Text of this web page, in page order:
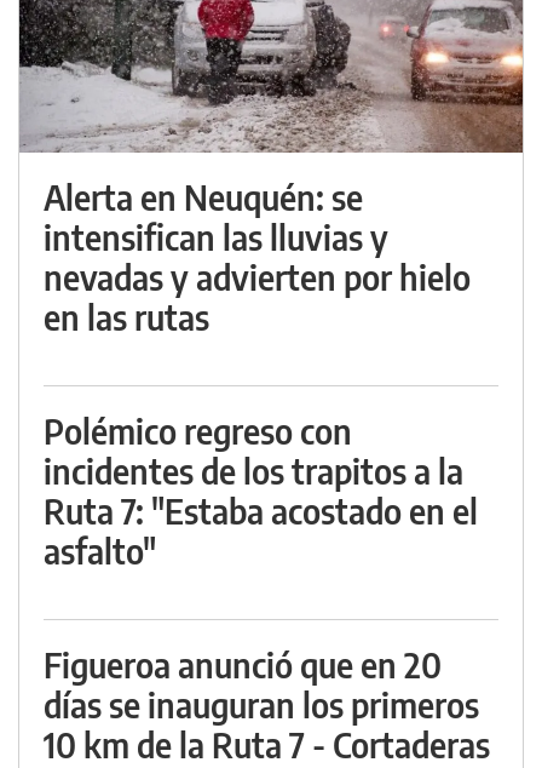
Alerta en Neuquén: se
intensifican las lluvias y
nevadas y advierten por hielo
en las rutas
Polémico regreso con
incidentes de los trapitos a la
Ruta 7: "Estaba acostado en el
asfalto"
Figueroa anunció que en 20
días se inauguran los primeros
10 km de la Ruta 7 - Cortaderas